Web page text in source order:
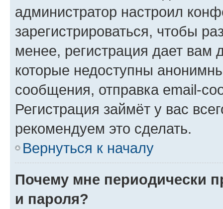
администратор настроил
зарегистрироваться, чтобы
менее, регистрация дает вам
которые недоступны
сообщения, отправка email-
Регистрация займёт у вас
рекомендуем это сделать.
Вернуться к началу
Почему мне периодически
и пароля?